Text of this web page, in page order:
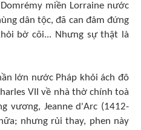
miền Lorraine nước
dân tộc, đã can đảm đứng
bờ cõi... Nhưng sự thật là
lớn nước Pháp khỏi ách đô
VII về nhà thờ chính toà
vương, Jeanne d'Arc (1412-
nhưng rủi thay, phen này